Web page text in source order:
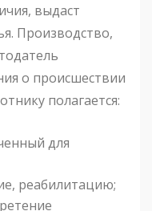
выдаст
Производство,
о происшествии
полагается:
для
реабилитацию;